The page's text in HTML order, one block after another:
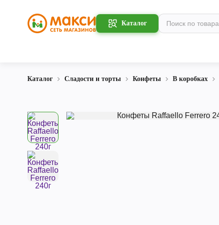
Каталог
Каталог Сладости и торты Конфеты В коробках